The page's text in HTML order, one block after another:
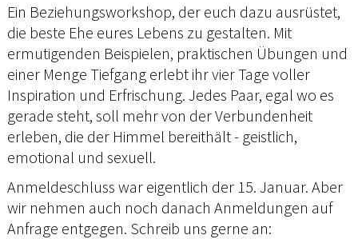
Ein Beziehungsworkshop, der euch dazu ausrüstet,
die beste Ehe eures Lebens zu gestalten. Mit
ermutigenden Beispielen, praktischen Übungen und
einer Menge Tiefgang erlebt ihr vier Tage voller
Inspiration und Erfrischung. Jedes Paar, egal wo es
gerade steht, soll mehr von der Verbundenheit
erleben, die der Himmel bereithält - geistlich,
emotional und sexuell.
Anmeldeschluss war eigentlich der 15. Januar. Aber
wir nehmen auch noch danach Anmeldungen auf
Anfrage entgegen. Schreib uns gerne an: